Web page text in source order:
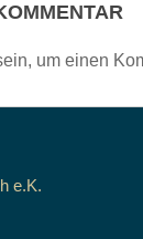
um einen
e.K.